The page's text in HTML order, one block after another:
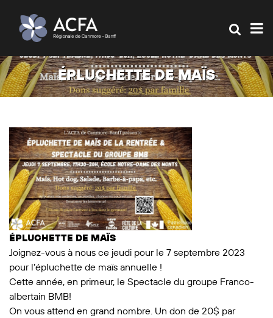
ÉPLUCHETTE DE MAÏS
ÉPLUCHETTE DE MAÏS
Joignez-vous à nous ce jeudi pour le 7 septembre 2023
pour l’épluchette de maïs annuelle !
Cette année, en primeur, le Spectacle du groupe Franco-
albertain BMB!
On vous attend en grand nombre. Un don de 20$ par